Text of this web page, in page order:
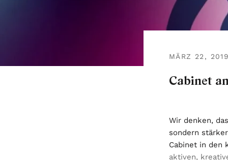
MÄRZ 22, 2019
Cabinet
Wir denken,
sondern
Cabinet in den
aktiven,